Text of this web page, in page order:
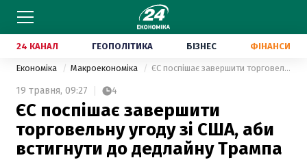
24 КАНАЛ ГЕОПОЛІТИКА БІЗНЕС ФІНАНСИ
Економіка Макроекономіка ЄС поспішає завершити торговельну угоду зі США, аби встигнути до дедлайну Трампа
19 травня, 09:27 4
ЄС поспішає завершити
торговельну угоду зі США, аби
встигнути до дедлайну Трампа